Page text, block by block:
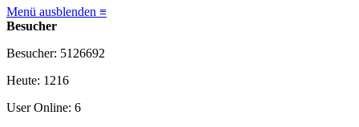
Menü ausblenden ≡
Besucher
Besucher: 5126692
Heute: 1216
User Online: 6